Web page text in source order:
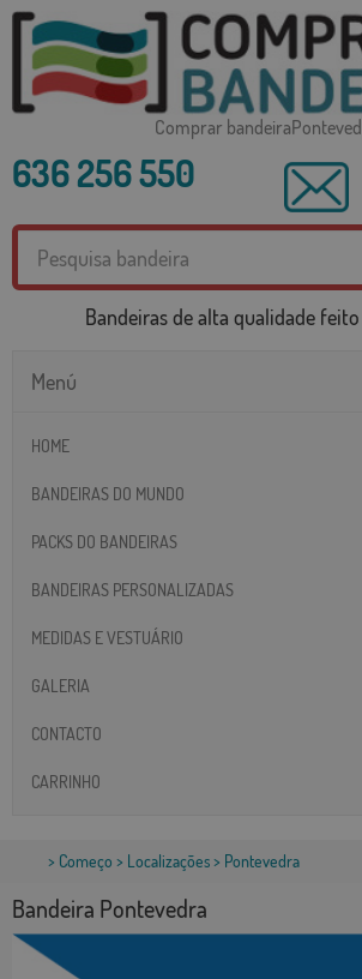
Comprar
636 256 550
Bandeiras de alta qualidade
Menú
HOME
BANDEIRAS DO MUNDO
PACKS DO BANDEIRAS
BANDEIRAS PERSONALIZADAS
MEDIDAS E VESTUÁRIO
GALERIA
CONTACTO
CARRINHO
> Começo > Localizações> Pontevedra
Bandeira Pontevedra